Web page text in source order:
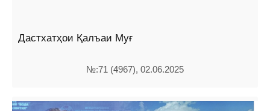
Дастхатҳои Қалъаи Муғ
№:71 (4967), 02.06.2025